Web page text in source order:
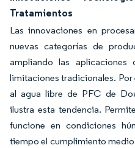
Tratamientos
Las innovaciones en
nuevas categorías de
ampliando las
limitaciones tradicionales.
al agua libre de PFC de
ilustra esta tendencia.
funcione en condiciones
tiempo el cumplimiento